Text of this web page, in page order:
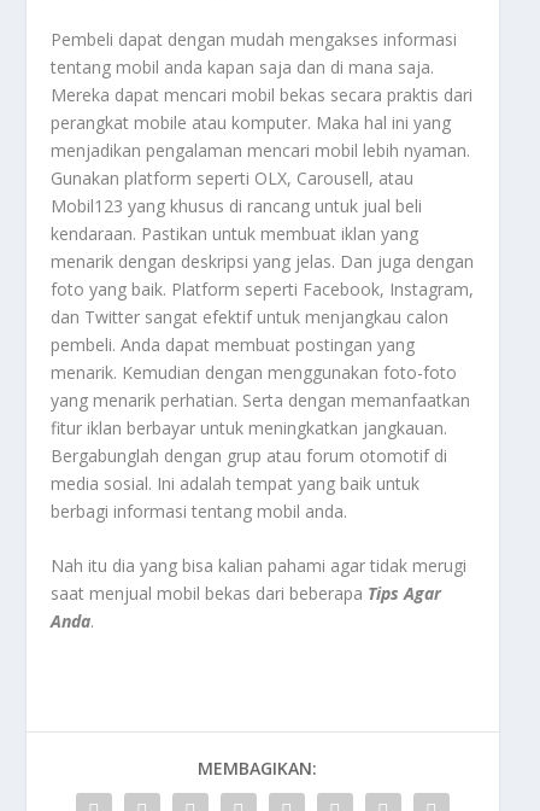
Pembeli dapat dengan mudah mengakses informasi
tentang mobil anda kapan saja dan di mana saja.
Mereka dapat mencari mobil bekas secara praktis dari
perangkat mobile atau komputer. Maka hal ini yang
menjadikan pengalaman mencari mobil lebih nyaman.
Gunakan platform seperti OLX, Carousell, atau
Mobil123 yang khusus di rancang untuk jual beli
kendaraan. Pastikan untuk membuat iklan yang
menarik dengan deskripsi yang jelas. Dan juga dengan
foto yang baik. Platform seperti Facebook, Instagram,
dan Twitter sangat efektif untuk menjangkau calon
pembeli. Anda dapat membuat postingan yang
menarik. Kemudian dengan menggunakan foto-foto
yang menarik perhatian. Serta dengan memanfaatkan
fitur iklan berbayar untuk meningkatkan jangkauan.
Bergabunglah dengan grup atau forum otomotif di
media sosial. Ini adalah tempat yang baik untuk
berbagi informasi tentang mobil anda.
Nah itu dia yang bisa kalian pahami agar tidak merugi
saat menjual mobil bekas dari beberapa Tips Agar
Anda.
MEMBAGIKAN: